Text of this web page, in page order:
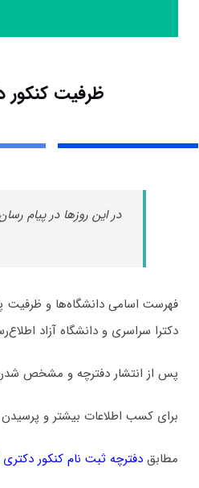
ظرفیت کنکور
در این روزها در پیام
فهرست اسامی دانشگاه‌ها و ظرفیت
دکترا سراسری و دانشگاه آزاد
پس از انتشار دفترچه و مشخص شدن
برای کسب اطلاعات بیشتر و
مطابق دفترچه ثبت نام کنکور دکتری 1405